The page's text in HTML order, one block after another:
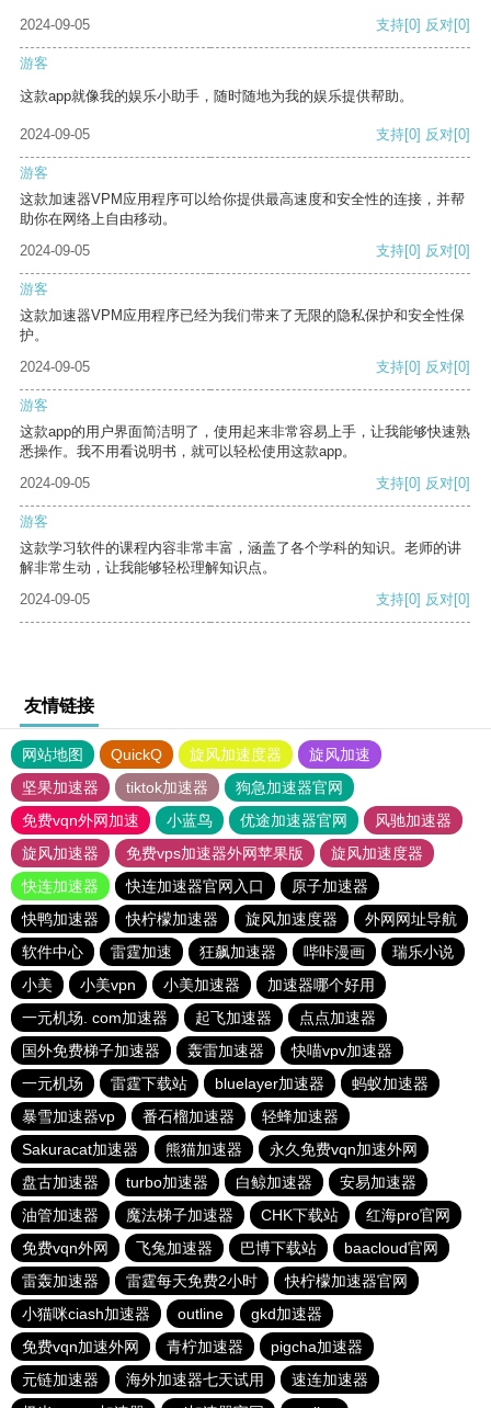
2024-09-05 支持[0] 反对[0]
游客
这款app就像我的娱乐小助手，随时随地为我的娱乐提供帮助。
2024-09-05 支持[0] 反对[0]
游客
这款加速器VPM应用程序可以给你提供最高速度和安全性的连接，并帮
助你在网络上自由移动。
2024-09-05
支持[0] 反对[0]
游客
这款加速器VPM应用程序已经为我们带来了无限的隐私保护和安全性保
护。
2024-09-05
支持[0] 反对[0]
游客
这款app的用户界面简洁明了，使用起来非常容易上手，让我能够快速熟
悉操作。我不用看说明书，就可以轻松使用这款app。
2024-09-05
支持[0] 反对[0]
游客
这款学习软件的课程内容非常丰富，涵盖了各个学科的知识。老师的讲
解非常生动，让我能够轻松理解知识点。
2024-09-05
支持[0] 反对[0]
友情链接
网站地图 QuickQ 旋风加速度器
旋风加速
坚果加速器
tiktok加速器
狗急加速器官网
免费vqn外网加速
小蓝鸟 优途加速器官网
风驰加速器
旋风加速器
免费vps加速器外网苹果版
旋风加速度器
快连加速器
快连加速器官网入口
原子加速器
快鸭加速器
快柠檬加速器 旋风加速度器
外网网址导航
软件中心
雷霆加速 狂飙加速器 哔咔漫画
瑞乐小说
小美
小美vpn 小美加速器
加速器哪个好用
一元机场. com加速器
起飞加速器
点点加速器
国外免费梯子加速器
轰雷加速器
快喵vpv加速器
一元机场
雷霆下载站 bluelayer加速器
蚂蚁加速器
暴雪加速器vp
番石榴加速器
轻蜂加速器
Sakuracat加速器
熊猫加速器
永久免费vqn加速外网
盘古加速器
turbo加速器 白鲸加速器
安易加速器
油管加速器
魔法梯子加速器 CHK下载站
红海pro官网
免费vqn外网
飞兔加速器 巴博下载站
baacloud官网
雷轰加速器
雷霆每天免费2小时
快柠檬加速器官网
小猫咪ciash加速器
outline
gkd加速器
免费vqn加速外网
青柠加速器
pigcha加速器
元链加速器
海外加速器七天试用
速连加速器